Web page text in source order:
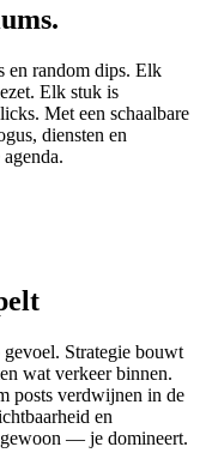
en random dips. Elk
Elk stuk is
Met een schaalbare
diensten en
Strategie bouwt
wat verkeer binnen.
posts verdwijnen in de
en
— je domineert.